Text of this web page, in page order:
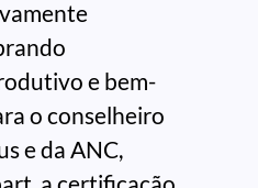
e bem-
o conselheiro
e da ANC,